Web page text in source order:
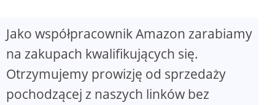
Jako współpracownik Amazon zarabiamy
na zakupach kwalifikujących się.
Otrzymujemy prowizję od sprzedaży
pochodzącej z naszych linków bez